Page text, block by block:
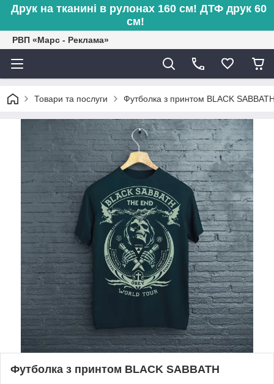
Друк на тканині в рулонах 160 см! ДТФ друк 60
см!
РВП «Марс - Реклама»
Товари та послуги Футболка з принтом BLACK
Футболка з принтом BLACK SABBATH